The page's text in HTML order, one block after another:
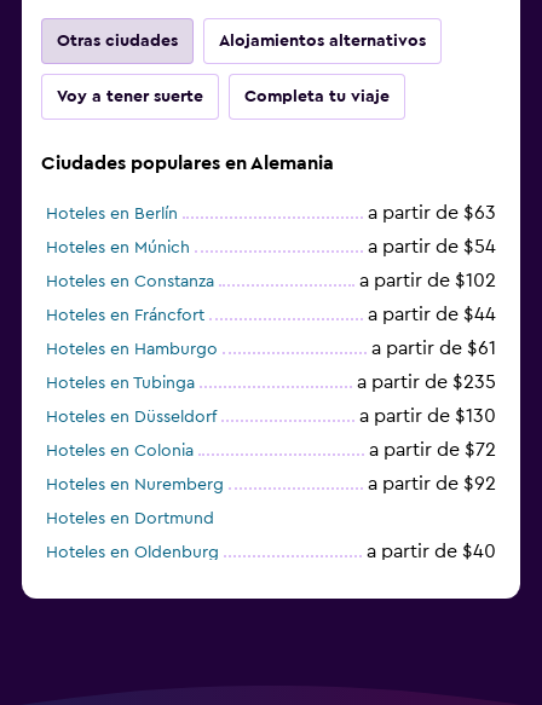
Otras ciudades Alojamientos alternativos
Voy a tener suerte Completa tu viaje
Ciudades populares en Alemania
Hoteles en Berlín a partir de $63
Hoteles en Múnich a partir de $54
Hoteles en Constanza a partir de $102
Hoteles en Fráncfort a partir de $44
Hoteles en Hamburgo a partir de $61
Hoteles en Tubinga a partir de $235
Hoteles en Düsseldorf a partir de $130
Hoteles en Colonia a partir de $72
Hoteles en Nuremberg a partir de $92
Hoteles en Dortmund
Hoteles en Oldenburg
a partir de $40